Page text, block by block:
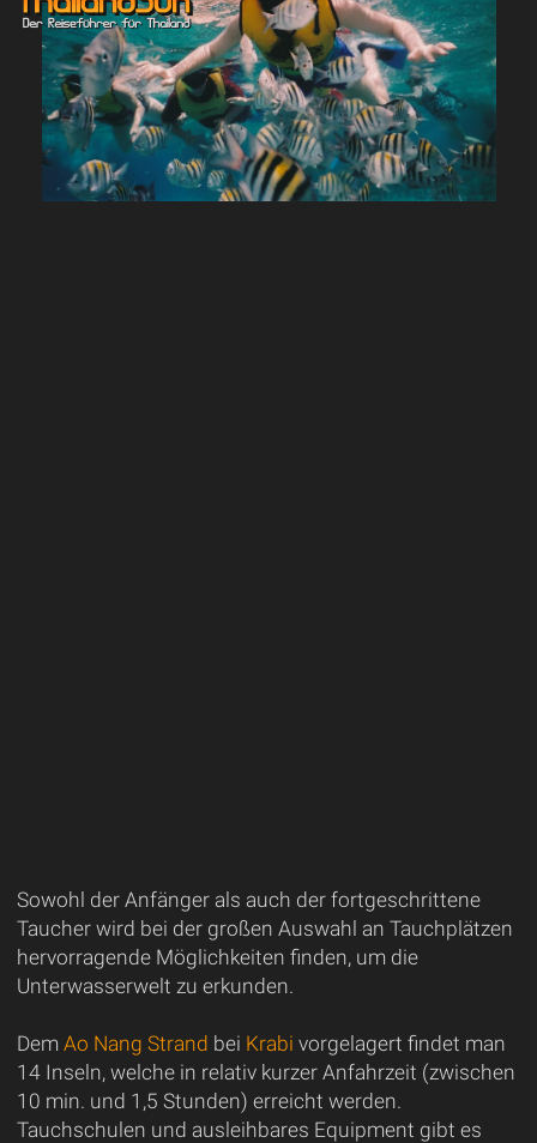
Sowohl der Anfänger als auch der fortgeschrittene
Taucher wird bei der großen Auswahl an Tauchplätzen
hervorragende Möglichkeiten finden, um die
Unterwasserwelt zu erkunden.
Dem Ao Nang Strand bei Krabi vorgelagert findet man
14 Inseln, welche in relativ kurzer Anfahrzeit (zwischen
10 min. und 1,5 Stunden) erreicht werden.
Tauchschulen und ausleihbares Equipment gibt es